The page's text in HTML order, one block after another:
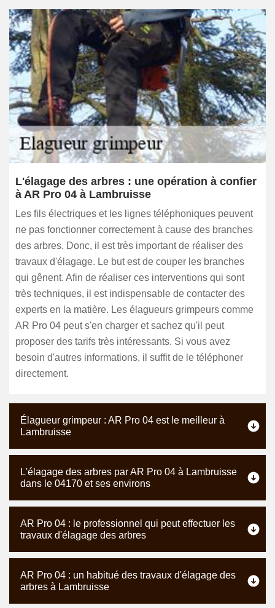
L'élagage des arbres : une opération à confier
à AR Pro 04 à Lambruisse
Les fils électriques et les lignes téléphoniques peuvent
ne pas fonctionner correctement à cause des branches
des arbres. Donc, il est très important de réaliser des
travaux d'élagage. Le but est de couper les branches
qui gênent. Afin de réaliser ces interventions qui sont
très techniques, il est indispensable de contacter des
experts en la matière. Les élagueurs grimpeurs comme
AR Pro 04 peut s'en charger et sachez qu'il peut
proposer des tarifs très intéressants. Si vous avez
besoin d'autres informations, il suffit de le téléphoner
directement.
Élagueur grimpeur : AR Pro 04 est le meilleur à
Lambruisse
L'élagage des arbres par AR Pro 04 à Lambruisse
dans le 04170 et ses environs
AR Pro 04 : le professionnel qui peut effectuer les
travaux d'élagage des arbres
AR Pro 04 : un habitué des travaux d'élagage des
arbres à Lambruisse